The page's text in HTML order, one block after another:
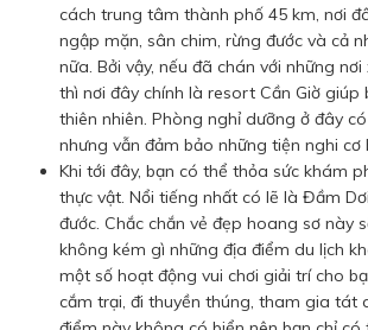
cách trung tâm thành phố 45 km, nơi
ngập mặn, sân chim, rừng đước và cả
nữa. Bởi vậy, nếu đã chán với những
thì nơi đây chính là resort Cần Giờ giúp
thiên nhiên. Phòng nghỉ dưỡng ở đây
nhưng vẫn đảm bảo những tiện nghi cơ
Khi tới đây, bạn có thể thỏa sức khám
thực vật. Nổi tiếng nhất có lẽ là Đầm
đước. Chắc chắn vẻ đẹp hoang sơ này
không kém gì những địa điểm du lịch
một số hoạt động vui chơi giải trí cho
cắm trại, đi thuyền thúng, tham gia tát